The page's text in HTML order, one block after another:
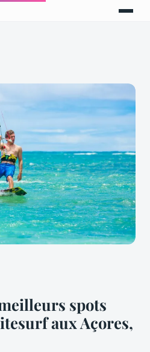
spots
aux Açores,